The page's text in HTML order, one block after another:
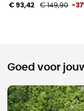
€ 93,42 € 149,90 -
Goed voor